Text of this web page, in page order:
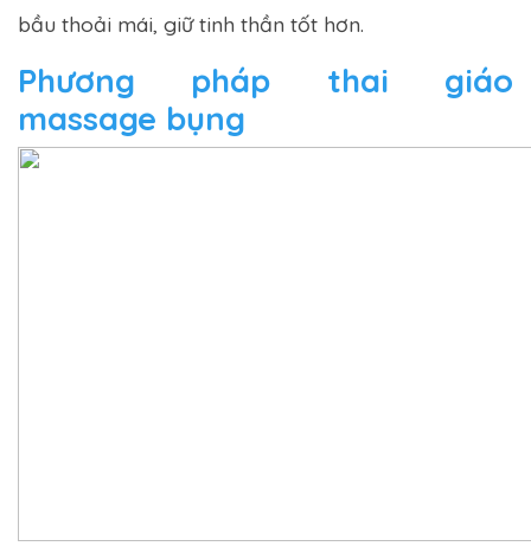
bầu thoải mái, giữ tinh thần tốt hơn.
Phương pháp thai giáo
massage bụng